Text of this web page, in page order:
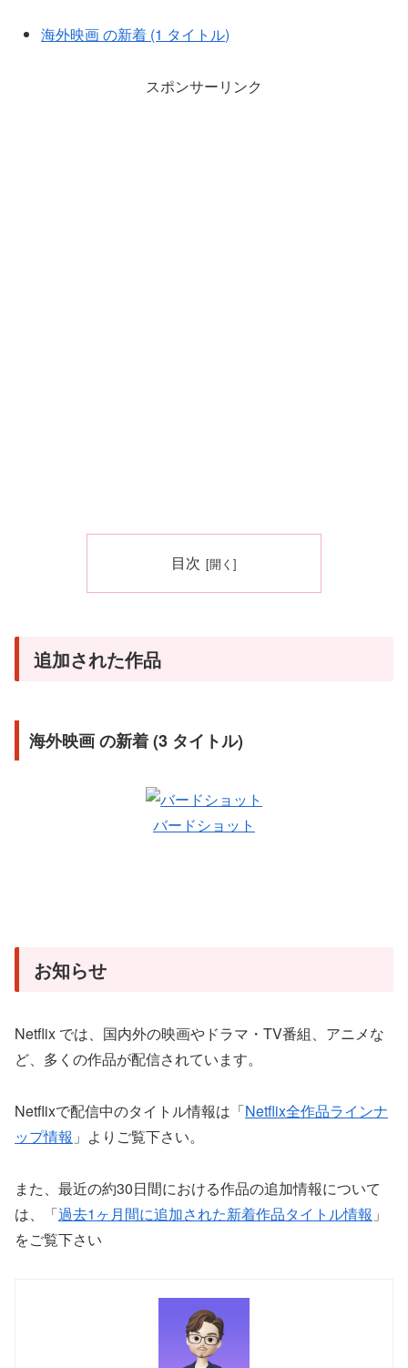
海外映画 の新着 (1 タイトル)
スポンサーリンク
目次
追加された作品
海外映画 の新着 (3 タイトル)
バードショット
お知らせ
Netflix では、国内外の映画やドラマ・TV番組、アニメな
ど、多くの作品が配信されています。
Netflixで配信中のタイトル情報は「Netflix全作品ラインナ
ップ情報 」よりご覧下さい。
また、最近の約30日間における作品の追加情報について
は、「過去1ヶ月間に追加された新着作品タイトル情報 」
をご覧下さい